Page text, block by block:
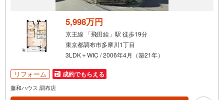
5,998万円
京王線 「飛田給」駅 徒歩19分
東京都調布市多摩川1丁目
3LDK＋WIC / 2006年4月（築21年）
リフォーム 成約でもらえる
藤和ハウス 調布店